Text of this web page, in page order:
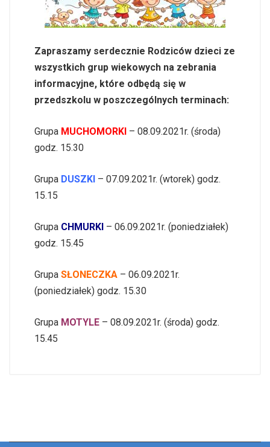
Zapraszamy serdecznie Rodziców dzieci ze
wszystkich grup wiekowych na zebrania
informacyjne, które odbędą się w
przedszkolu w poszczególnych terminach:
Grupa MUCHOMORKI – 08.09.2021r. (środa)
godz. 15.30
Grupa DUSZKI – 07.09.2021r. (wtorek) godz.
15.15
Grupa CHMURKI – 06.09.2021r. (poniedziałek)
godz. 15.45
Grupa SŁONECZKA – 06.09.2021r.
(poniedziałek) godz. 15.30
Grupa MOTYLE – 08.09.2021r. (środa) godz.
15.45